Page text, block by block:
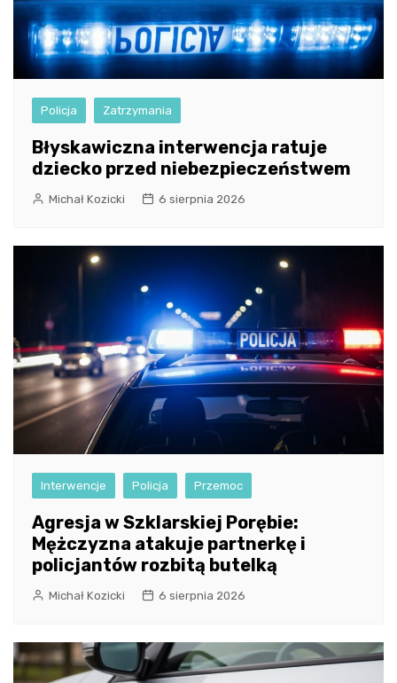
Policja Zatrzymania
Błyskawiczna interwencja ratuje
dziecko przed niebezpieczeństwem
Michał Kozicki 6 sierpnia 2026
Interwencje Policja Przemoc
Agresja w Szklarskiej Porębie:
Mężczyzna atakuje partnerkę i
policjantów rozbitą butelką
Michał Kozicki 6 sierpnia 2026